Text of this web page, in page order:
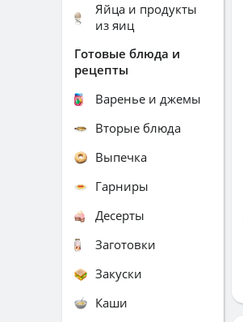
Яйца и продукты
из яиц
Готовые блюда и
рецепты
Варенье и джемы
Вторые блюда
Выпечка
Гарниры
Десерты
Заготовки
Закуски
Каши